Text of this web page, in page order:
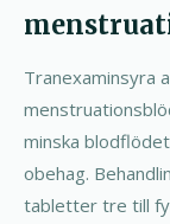
Tranexaminsyra
minska
obehag.
tabletter tre till